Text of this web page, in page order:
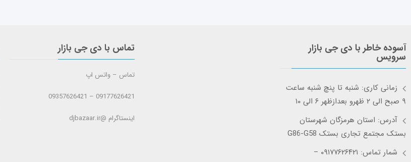
آسوده خاطر با دی جی بازار
سرویس
زمانی کاری: شنبه تا پنچ شنبه ساعت
۹ صبح الی ۲ ظهرو بعدازظهر ۶ الی ۱۰
آدرس: استان هرمزگان شهرستان
بستک مجتمع تجاری بستک G86-G58
شمار تماس: ۰۹۱۷۷۶۲۶۴۲۱ –
تماس با دی جی بازار
تماس – واتس اپ
09177626421 – 09357626421
اینستاگرام @djbazaar.ir